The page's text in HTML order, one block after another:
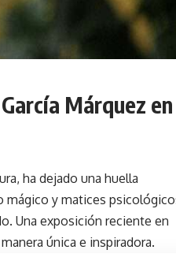
Márquez en
ha dejado una huella
mágico y matices
Una exposición reciente en
única e inspiradora.